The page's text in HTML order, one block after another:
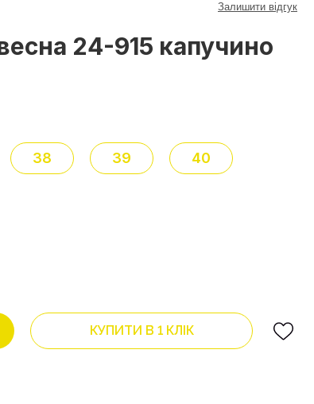
Залишити відгук
24-915 капучино
38 39 40
КУПИТИ В 1 КЛІК